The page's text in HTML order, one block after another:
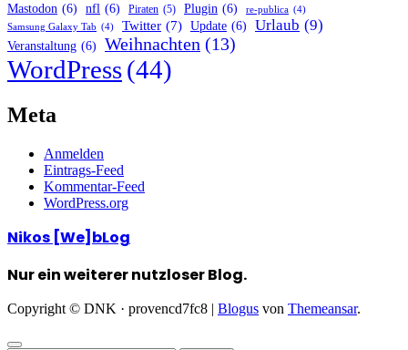
Mastodon (6) nfl (6) Piraten (5) Plugin (6) re-publica (4)
Samsung Galaxy Tab (4) Twitter (7) Update (6) Urlaub (9)
Veranstaltung (6) Weihnachten (13)
WordPress(44)
Meta
Anmelden
Eintrags-Feed
Kommentar-Feed
WordPress.org
Nikos [We]bLog
Nur ein weiterer nutzloser Blog.
Copyright © DNK · provencd7fc8 | Blogus von Themeansar.